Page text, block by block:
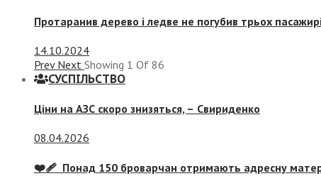
Протаранив дерево і ледве не погубив трьох
14.10.2024
Prev Next Showing 1 Of 86
СУСПIЛЬСТВО
Ціни на АЗС скоро знизяться, – Свириденко
08.04.2026
❤️‍🩹 Понад 150 броварчан отримають адресну